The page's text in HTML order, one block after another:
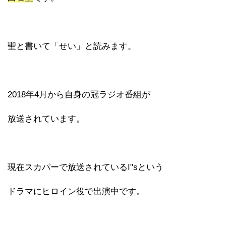
聖と書いて「せい」と読みます。
2018年4月から自身の冠ラジオ番組が
放送されています。
現在スカパーで放送されているI"sという
ドラマにヒロイン役で出演中です。